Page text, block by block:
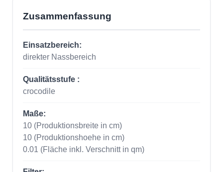
Zusammenfassung
Einsatzbereich:
direkter Nassbereich
Qualitätsstufe :
crocodile
Maße:
10 (Produktionsbreite in cm)
10 (Produktionshoehe in cm)
0.01 (Fläche inkl. Verschnitt in qm)